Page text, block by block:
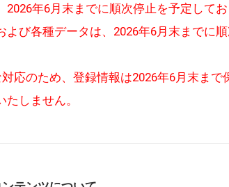
年6月末までに順次停止を予定してお
び各種データは、2026年6月末までに
応のため、登録情報は2026年6月末まで
しません。